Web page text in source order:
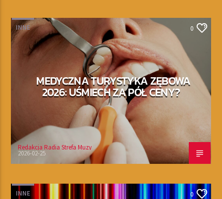
INNE 0
MEDYCZNA TURYSTYKA ZĘBOWA
2026: UŚMIECH ZA PÓŁ CENY?
Redakcja Radia Strefa Muzy
2026-02-25
INNE 0